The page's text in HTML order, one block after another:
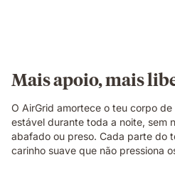
Mais apoio, mais
O AirGrid amortece o teu corpo
estável durante toda a noite, sem
abafado ou preso. Cada parte do
carinho suave que não pressiona